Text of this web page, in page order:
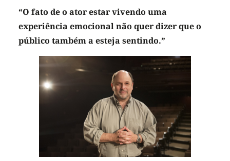
“O fato de o ator estar vivendo uma
experiência emocional não quer dizer que o
público também a esteja sentindo.”